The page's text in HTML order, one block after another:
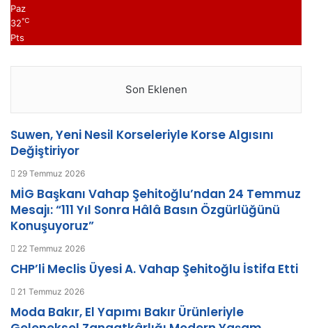
Paz
32℃
Pts
Son Eklenen
Suwen, Yeni Nesil Korseleriyle Korse Algısını
Değiştiriyor
29 Temmuz 2026
MİG Başkanı Vahap Şehitoğlu’ndan 24 Temmuz
Mesajı: “111 Yıl Sonra Hâlâ Basın Özgürlüğünü
Konuşuyoruz”
22 Temmuz 2026
CHP’li Meclis Üyesi A. Vahap Şehitoğlu İstifa Etti
21 Temmuz 2026
Moda Bakır, El Yapımı Bakır Ürünleriyle